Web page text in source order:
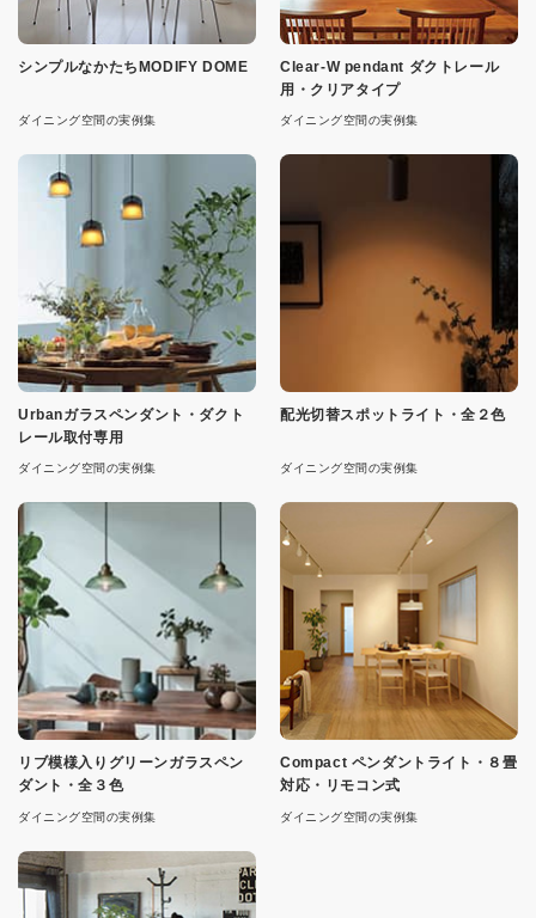
シンプルなかたちMODIFY DOME
ダイニング空間の実例集
Clear-W pendant ダクトレール
用・クリアタイプ
ダイニング空間の実例集
Urbanガラスペンダント・ダクト
レール取付専用
ダイニング空間の実例集
配光切替スポットライト・全２色
ダイニング空間の実例集
リブ模様入りグリーンガラスペン
ダント・全３色
ダイニング空間の実例集
Compact ペンダントライト・８畳
対応・リモコン式
ダイニング空間の実例集